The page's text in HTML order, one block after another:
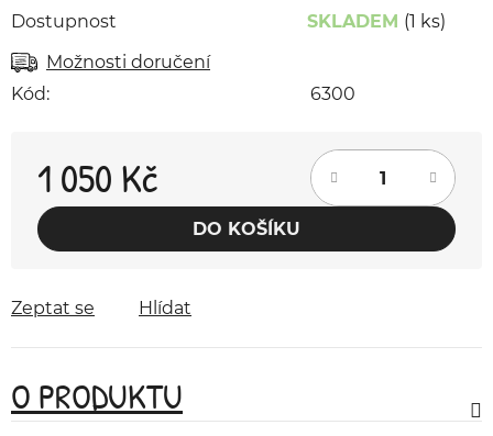
Dostupnost SKLADEM (1 ks)
Možnosti doručení
Kód:
6300
1 050 Kč
Měrná cena:
DO KOŠÍKU
Zeptat se Hlídat
O PRODUKTU